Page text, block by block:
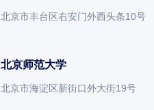
北京市丰台区右安门外西头条10号
北京师范大学
北京市海淀区新街口外大街19号